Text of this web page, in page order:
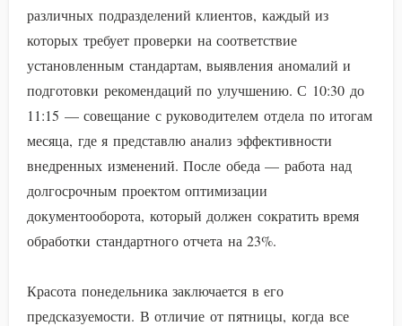
различных подразделений клиентов, каждый из
которых требует проверки на соответствие
установленным стандартам, выявления аномалий и
подготовки рекомендаций по улучшению. С 10:30 до
11:15 — совещание с руководителем отдела по итогам
месяца, где я представлю анализ эффективности
внедренных изменений. После обеда — работа над
долгосрочным проектом оптимизации
документооборота, который должен сократить время
обработки стандартного отчета на 23%.
Красота понедельника заключается в его
предсказуемости. В отличие от пятницы, когда все